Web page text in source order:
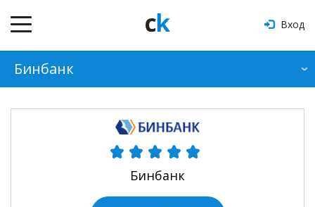
Вход
Оформить кредит
Бинбанк
Бинбанк